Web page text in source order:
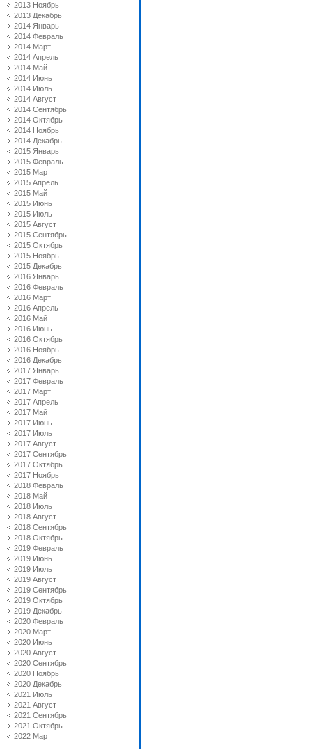
2013 Ноябрь
2013 Декабрь
2014 Январь
2014 Февраль
2014 Март
2014 Апрель
2014 Май
2014 Июнь
2014 Июль
2014 Август
2014 Сентябрь
2014 Октябрь
2014 Ноябрь
2014 Декабрь
2015 Январь
2015 Февраль
2015 Март
2015 Апрель
2015 Май
2015 Июнь
2015 Июль
2015 Август
2015 Сентябрь
2015 Октябрь
2015 Ноябрь
2015 Декабрь
2016 Январь
2016 Февраль
2016 Март
2016 Апрель
2016 Май
2016 Июнь
2016 Октябрь
2016 Ноябрь
2016 Декабрь
2017 Январь
2017 Февраль
2017 Март
2017 Апрель
2017 Май
2017 Июнь
2017 Июль
2017 Август
2017 Сентябрь
2017 Октябрь
2017 Ноябрь
2018 Февраль
2018 Май
2018 Июль
2018 Август
2018 Сентябрь
2018 Октябрь
2019 Февраль
2019 Июнь
2019 Июль
2019 Август
2019 Сентябрь
2019 Октябрь
2019 Декабрь
2020 Февраль
2020 Март
2020 Июнь
2020 Август
2020 Сентябрь
2020 Ноябрь
2020 Декабрь
2021 Июль
2021 Август
2021 Сентябрь
2021 Октябрь
2022 Март